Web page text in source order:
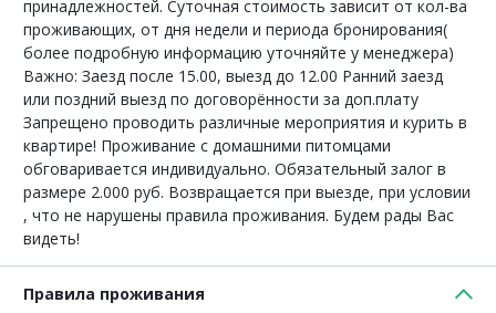
принадлежностей. Суточная стоимость зависит от кол-ва
проживающих, от дня недели и периода бронирования(
более подробную информацию уточняйте у менеджера)
Важно: Заезд после 15.00, выезд до 12.00 Ранний заезд
или поздний выезд по договорённости за доп.плату
Запрещено проводить различные мероприятия и курить в
квартире! Проживание с домашними питомцами
обговаривается индивидуально. Обязательный залог в
размере 2.000 руб. Возвращается при выезде, при условии
, что не нарушены правила проживания. Будем рады Вас
видеть!
Правила проживания